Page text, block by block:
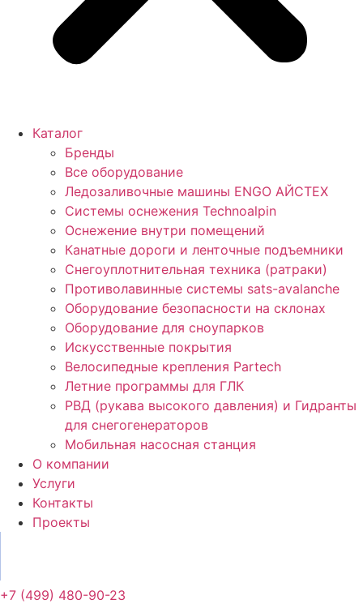
Каталог
Бренды
Все оборудование
Ледозаливочные машины ENGO АЙСТЕХ
Системы оснежения Technoalpin
Оснежение внутри помещений
Канатные дороги и ленточные подъемники
Снегоуплотнительная техника (ратраки)
Противолавинные системы sats-avalanche
Оборудование безопасности на склонах
Оборудование для сноупарков
Искусственные покрытия
Велосипедные крепления Partech
Летние программы для ГЛК
РВД (рукава высокого давления) и Гидранты
для снегогенераторов
Мобильная насосная станция
О компании
Услуги
Контакты
Проекты
+7 (499) 480-90-23